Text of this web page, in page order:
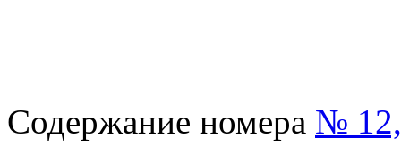
Содержание номера №